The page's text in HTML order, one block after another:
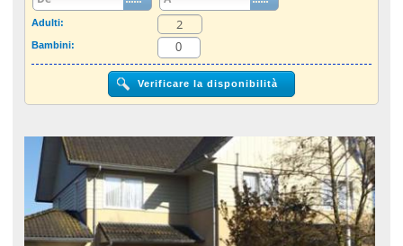
Offerta last minute + Offerta forfettaria
Altro paese
Adulti:
Bambini: